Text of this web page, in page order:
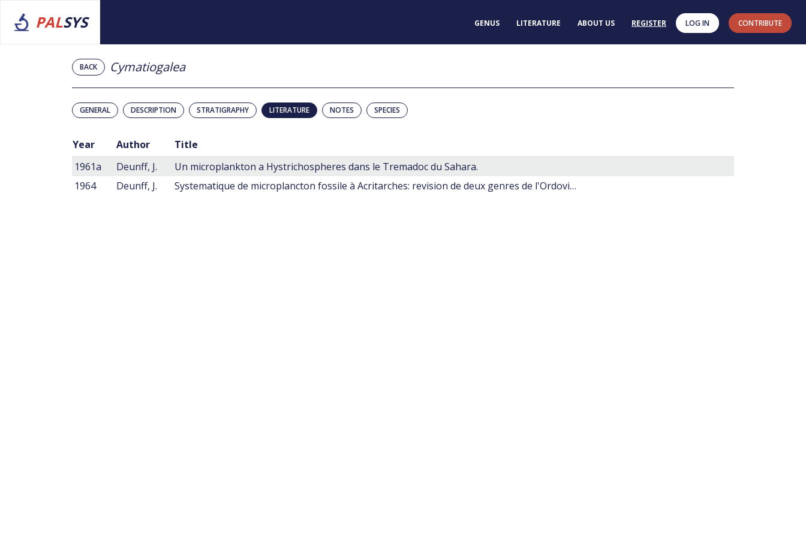
PALSYS GENUS LITERATURE ABOUT US REGISTER LOG IN CONTRIBUTE
BACK Cymatiogalea
GENERAL DESCRIPTION STRATIGRAPHY LITERATURE NOTES SPECIES
Year Author
Title
1961a
Deunff, J.
Un microplankton a Hystrichospheres dans le Tremadoc du Sahara.
1964
Deunff, J. Systematique de microplancton fossile à Acritarches: revision de deux genres de l'Ordovicien inferieur